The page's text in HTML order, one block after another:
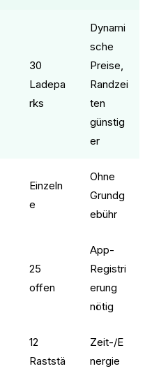
30
Ladepa
rks
Dynami
sche
Preise,
Randzei
ten
günstig
er
Einzeln
e
Ohne
Grundg
ebühr
25
offen
App-
Registri
erung
nötig
12
Raststä
Zeit-/E
nergie